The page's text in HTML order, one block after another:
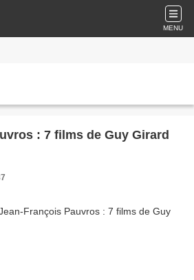
MENU
: 7 films de Guy Girard